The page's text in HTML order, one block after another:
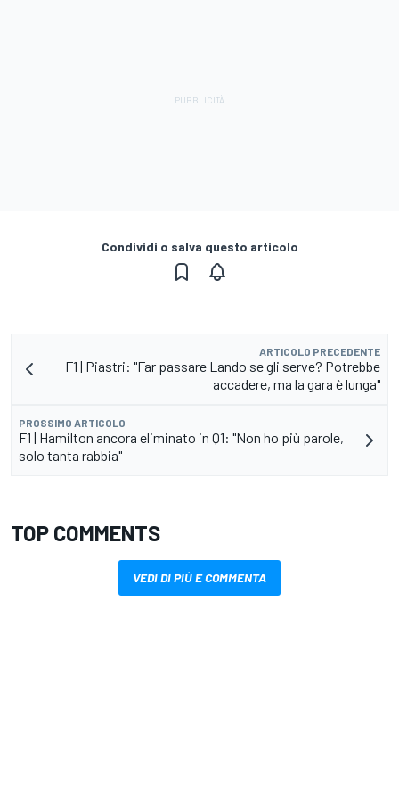
Condividi o salva questo articolo
ARTICOLO PRECEDENTE
F1 | Piastri: "Far passare Lando se gli serve? Potrebbe
accadere, ma la gara è lunga"
PROSSIMO ARTICOLO
F1 | Hamilton ancora eliminato in Q1: "Non ho più parole,
solo tanta rabbia"
TOP COMMENTS
VEDI DI PIÙ E COMMENTA